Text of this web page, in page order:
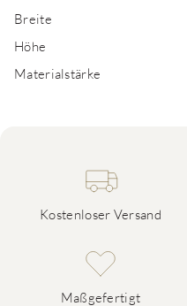
Breite
Höhe
Materialstärke
Kostenloser Versand
Maßgefertigt